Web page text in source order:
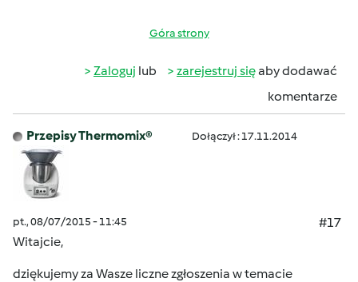
Góra strony
Zaloguj lub zarejestruj sięaby dodawać
komentarze
Przepisy Thermomix® Dołączył : 17.11.2014
pt., 08/07/2015 - 11:45
#17
Witajcie,
dziękujemy za Wasze liczne zgłoszenia w temacie